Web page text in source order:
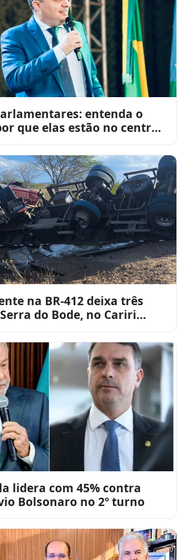
entenda o
que elas estão no centro
na BR-412 deixa três
do Bode, no Cariri
lidera com 45% contra
Bolsonaro no 2º turno